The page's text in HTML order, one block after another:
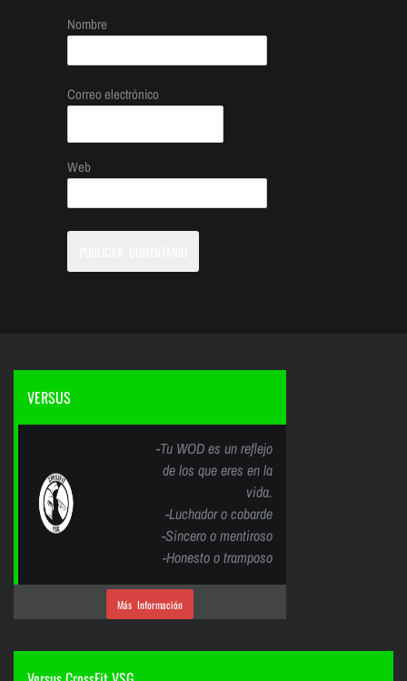
Nombre
Correo electrónico
Web
VERSUS
-Tu WOD es un reflejo
de los que eres en la
vida.
-Luchador o cobarde
-Sincero o mentiroso
-Honesto o tramposo
Más Información